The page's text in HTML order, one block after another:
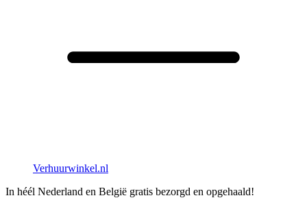
Verhuurwinkel.nl
In héél Nederland en België gratis bezorgd en opgehaald!